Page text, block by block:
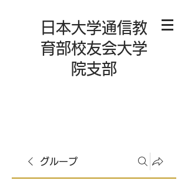
日本大学通信教
育部校友会大学
院支部
グループ